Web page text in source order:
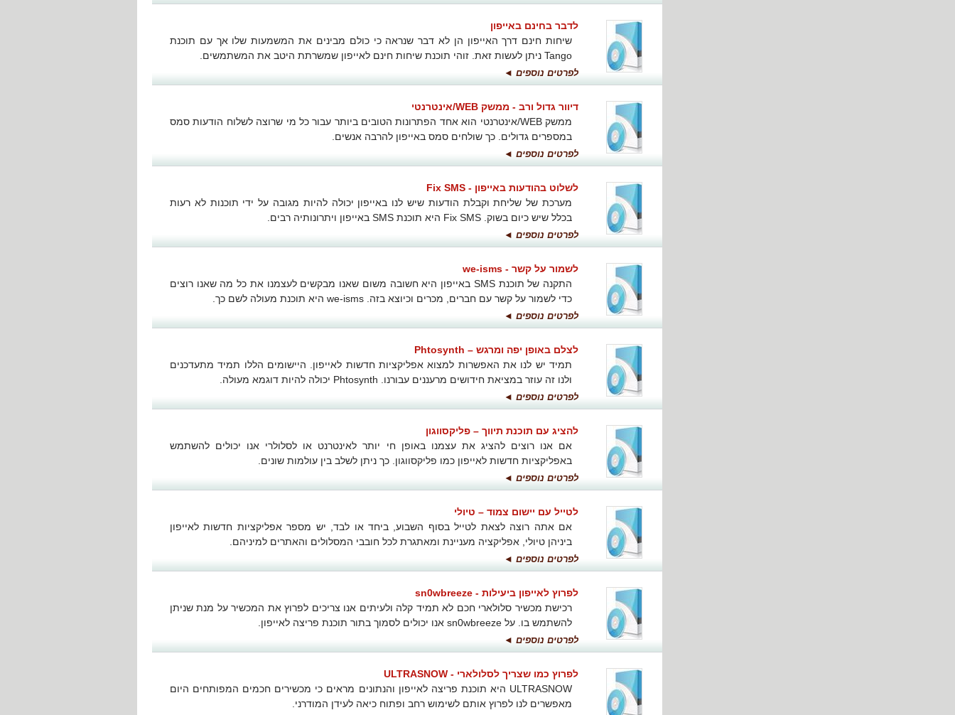
לדבר בחינם באייפון
שיחות חינם דרך האייפון הן לא דבר שנראה כי כולם מבינים את המשמעות שלו אך עם תוכנת
Tango ניתן לעשות זאת. זוהי תוכנת שיחות חינם לאייפון שמשרתת היטב את המשתמשים.
לפרטים נוספים ◄
דיוור גדול ורב - ממשק WEB/אינטרנטי
ממשק WEB/אינטרנטי הוא אחד הפתרונות הטובים ביותר עבור כל מי שרוצה לשלוח הודעות סמס
במספרים גדולים. כך שולחים סמס באייפון להרבה אנשים.
לפרטים נוספים ◄
לשלוט בהודעות באייפון - Fix SMS
מערכת של שליחת וקבלת הודעות שיש לנו באייפון יכולה להיות מגובה על ידי תוכנות לא רעות
בכלל שיש כיום בשוק. Fix SMS היא תוכנת SMS באייפון ויתרונותיה רבים.
לפרטים נוספים ◄
לשמור על קשר - we-isms
התקנה של תוכנת SMS באייפון היא חשובה משום שאנו מבקשים לעצמנו את כל מה שאנו רוצים
כדי לשמור על קשר עם חברים, מכרים וכיוצא בזה. we-isms היא תוכנת מעולה לשם כך.
לפרטים נוספים ◄
לצלם באופן יפה ומרגש – Phtosynth
תמיד יש לנו את האפשרות למצוא אפליקציות חדשות לאייפון. היישומים הללו תמיד מתעדכנים
ולנו זה עוזר במציאת חידושים מרעננים עבורנו. Phtosynth יכולה להיות דוגמא מעולה.
לפרטים נוספים ◄
להציג עם תוכנת תיווך – פליקסווגון
אם אנו רוצים להציג את עצמנו באופן חי יותר לאינטרנט או לסלולרי אנו יכולים להשתמש
באפליקציות חדשות לאייפון כמו פליקסווגון. כך ניתן לשלב בין עולמות שונים.
לפרטים נוספים ◄
לטייל עם יישום צמוד – טיולי
אם אתה רוצה לצאת לטייל בסוף השבוע, ביחד או לבד, יש מספר אפליקציות חדשות לאייפון
ביניהן טיולי, אפליקציה מעניינת ומאתגרת לכל חובבי המסלולים והאתרים למיניהם.
לפרטים נוספים ◄
לפרוץ לאייפון ביעילות - sn0wbreeze
רכישת מכשיר סלולארי חכם לא תמיד קלה ולעיתים אנו צריכים לפרוץ את המכשיר על מנת שניתן
להשתמש בו. על sn0wbreeze אנו יכולים לסמוך בתור תוכנת פריצה לאייפון.
לפרטים נוספים ◄
לפרוץ כמו שצריך לסלולארי - ULTRASNOW
ULTRASNOW היא תוכנת פריצה לאייפון והנתונים מראים כי מכשירים חכמים המפותחים היום
מאפשרים לנו לפרוץ אותם לשימוש רחב ופתוח כיאה לעידן המודרני.